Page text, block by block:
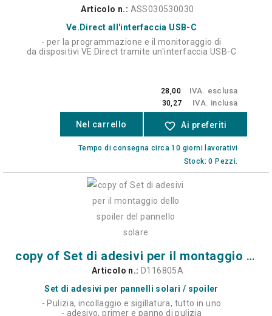
Articolo n.: ASS030530030
Ve.Direct all'interfaccia USB-C
- per la programmazione e il monitoraggio di
da dispositivi VE.Direct tramite un'interfaccia USB-C
28,00 IVA. esclusa
30,27 IVA. inclusa
Nel carrello favorite_border Ai preferiti
Tempo di consegna circa 10 giorni lavorativi
Stock: 0 Pezzi.
copy of Set di adesivi per il montaggio dello spoiler del pannello solare
Articolo n.: D116805A
Set di adesivi per pannelli solari / spoiler
- Pulizia, incollaggio e sigillatura, tutto in uno
- adesivo, primer e panno di pulizia